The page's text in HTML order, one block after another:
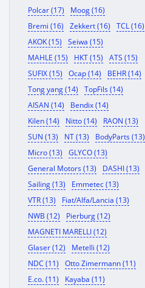
Polcar (17)
Moog (16)
Bremi (16)
Zekkert (16)
TCL (16)
AKOK (15)
Seiwa (15)
MAHLE (15)
HKT (15)
ATS (15)
SUFIX (15)
Ocap (14)
BEHR (14)
Tong yang (14)
TopFils (14)
AISAN (14)
Bendix (14)
Kilen (14)
Nitto (14)
RAON (13)
SUN (13)
NT (13)
BodyParts (13)
Micro (13)
GLYCO (13)
General Motors (13)
DASHI (13)
Sailing (13)
Emmetec (13)
VTR (13)
Fiat/Alfa/Lancia (13)
NWB (12)
Pierburg (12)
MAGNETI MARELLI (12)
Glaser (12)
Metelli (12)
NDC (11)
Otto Zimermann (11)
E.co. (11)
Kayaba (11)